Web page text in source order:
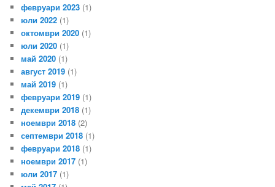
февруари 2023 (1)
юли 2022 (1)
октомври 2020 (1)
юли 2020 (1)
май 2020 (1)
август 2019 (1)
май 2019 (1)
февруари 2019 (1)
декември 2018 (1)
ноември 2018 (2)
септември 2018 (1)
февруари 2018 (1)
ноември 2017 (1)
юли 2017 (1)